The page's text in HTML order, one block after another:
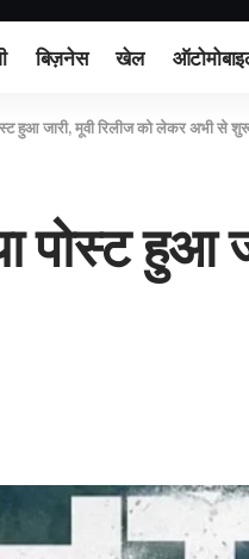
बिज़नेस खेल
हुआ जारी, मूवी रिलीज को लेकर अभी से
पोस्ट